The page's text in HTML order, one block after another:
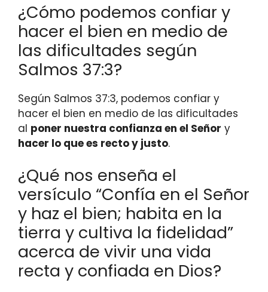
¿Cómo podemos confiar y
hacer el bien en medio de
las dificultades según
Salmos 37:3?
Según Salmos 37:3, podemos confiar y
hacer el bien en medio de las dificultades
al poner nuestra confianza en el Señor y
hacer lo que es recto y justo.
¿Qué nos enseña el
versículo “Confía en el Señor
y haz el bien; habita en la
tierra y cultiva la fidelidad”
acerca de vivir una vida
recta y confiada en Dios?